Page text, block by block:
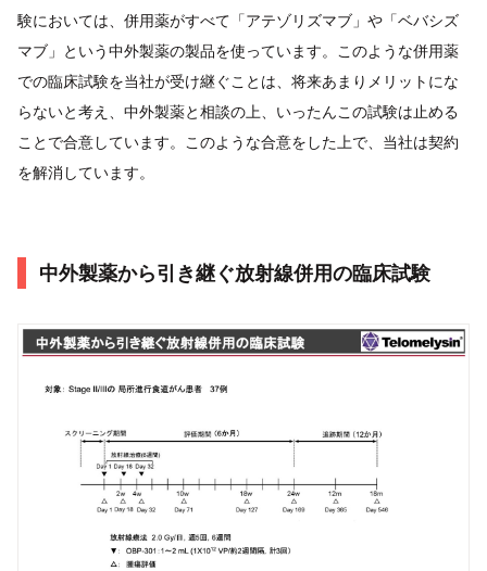
験においては、併用薬がすべて「アテゾリズマブ」や「ベバシズ
マブ」という中外製薬の製品を使っています。このような併用薬
での臨床試験を当社が受け継ぐことは、将来あまりメリットにな
らないと考え、中外製薬と相談の上、いったんこの試験は止める
ことで合意しています。このような合意をした上で、当社は契約
を解消しています。
中外製薬から引き継ぐ放射線併用の臨床試験